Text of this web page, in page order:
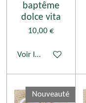
baptême
dolce vita
10,00 €
Voir les détails
Nouveauté